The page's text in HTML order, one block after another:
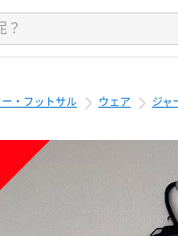
・フットサル ウェア ジャ